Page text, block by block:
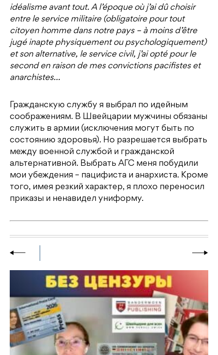
idéalisme avant tout. A l’époque où j’ai dû choisir
entre le service militaire (obligatoire pour tout
citoyen homme dans notre pays – à moins d’être
jugé inapte physiquement ou psychologiquement)
et son alternative, le service civil, j’ai opté pour le
second en raison de mes convictions pacifistes et
anarchistes…
Гражданскую службу я выбрал по идейным
соображениям. В Швейцарии мужчины обязаны
служить в армии (исключения могут быть по
состоянию здоровья). Но разрешается выбрать
между военной службой и гражданской
альтернативной. Выбрать АГС меня побудили
мои убеждения – пацифиста и анархиста. Кроме
того, имея резкий характер, я плохо переносил
приказы и ненавидел униформу.